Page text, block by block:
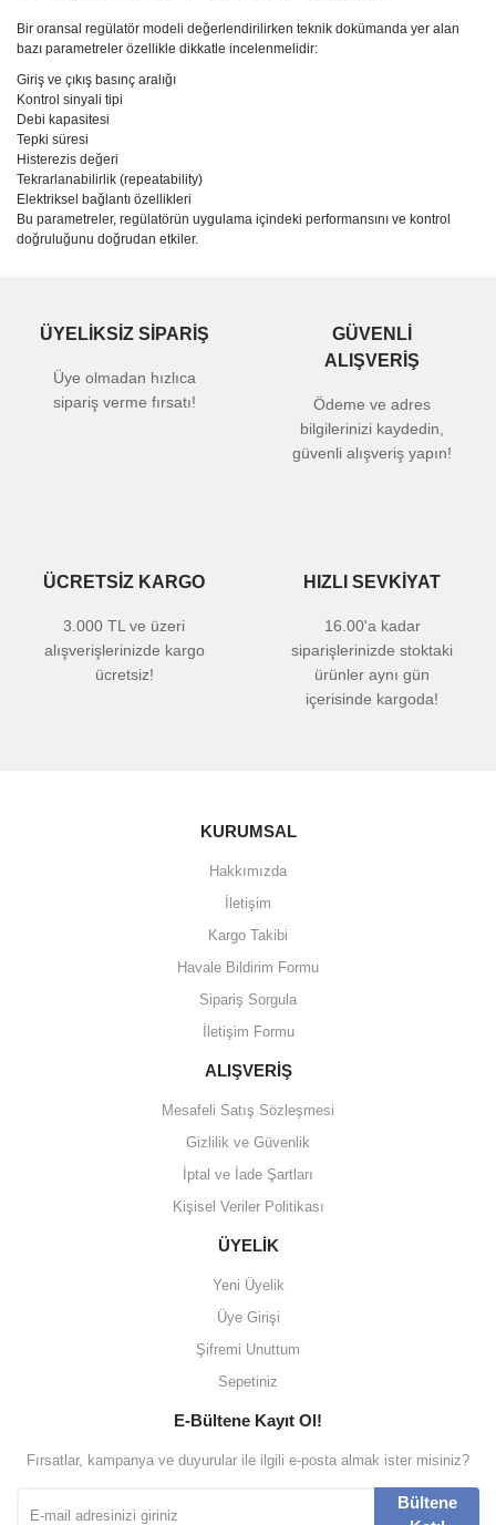
Bir oransal regülatör modeli değerlendirilirken teknik dokümanda yer alan
bazı parametreler özellikle dikkatle incelenmelidir:
Giriş ve çıkış basınç aralığı
Kontrol sinyali tipi
Debi kapasitesi
Tepki süresi
Histerezis değeri
Tekrarlanabilirlik (repeatability)
Elektriksel bağlantı özellikleri
Bu parametreler, regülatörün uygulama içindeki performansını ve kontrol
doğruluğunu doğrudan etkiler.
ÜYELİKSİZ SİPARİŞ
Üye olmadan hızlıca
sipariş verme fırsatı!
GÜVENLİ
ALIŞVERİŞ
Ödeme ve adres
bilgilerinizi kaydedin,
güvenli alışveriş yapın!
ÜCRETSİZ KARGO
3.000 TL ve üzeri
alışverişlerinizde kargo
ücretsiz!
HIZLI SEVKİYAT
16.00'a kadar
siparişlerinizde stoktaki
ürünler aynı gün
içerisinde kargoda!
KURUMSAL
Hakkımızda
İletişim
Kargo Takibi
Havale Bildirim Formu
Sipariş Sorgula
İletişim Formu
ALIŞVERİŞ
Mesafeli Satış Sözleşmesi
Gizlilik ve Güvenlik
İptal ve İade Şartları
Kişisel Veriler Politikası
ÜYELİK
Yeni Üyelik
Üye Girişi
Şifremi Unuttum
Sepetiniz
E-Bültene Kayıt Ol!
Fırsatlar, kampanya ve duyurular ile ilgili e-posta almak ister misiniz?
Bültene